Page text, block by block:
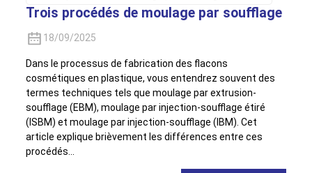
Trois procédés de moulage par soufflage
18/09/2025
Dans le processus de fabrication des flacons
cosmétiques en plastique, vous entendrez souvent des
termes techniques tels que moulage par extrusion-
soufflage (EBM), moulage par injection-soufflage étiré
(ISBM) et moulage par injection-soufflage (IBM). Cet
article explique brièvement les différences entre ces
procédés...